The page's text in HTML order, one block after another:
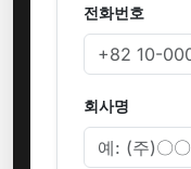
전화번호
회사명